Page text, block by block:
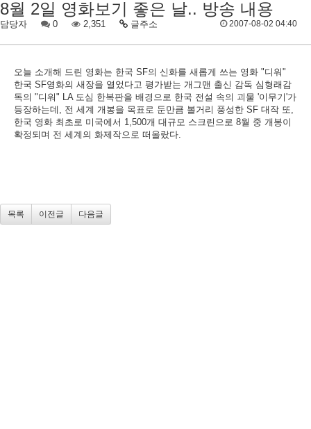
8월 2일 영화보기 좋은 날.. 방송 내용
담당자 0 2,351 글주소 2007-08-02 04:40
오늘 소개해 드린 영화는 한국 SF의 신화를 새롭게 쓰는 영화 "디워"
한국 SF영화의 새장을 열었다고 평가받는 개그맨 출신 감독 심형래감
독의 "디워" LA 도심 한복판을 배경으로 한국 전설 속의 괴물 '이무기'가
등장하는데, 전 세계 개봉을 목표로 둔만큼 볼거리 풍성한 SF 대작 또,
한국 영화 최초로 미국에서 1,500개 대규모 스크린으로 8월 중 개봉이
확정되며 전 세계의 화제작으로 떠올랐다.
목록 이전글 다음글